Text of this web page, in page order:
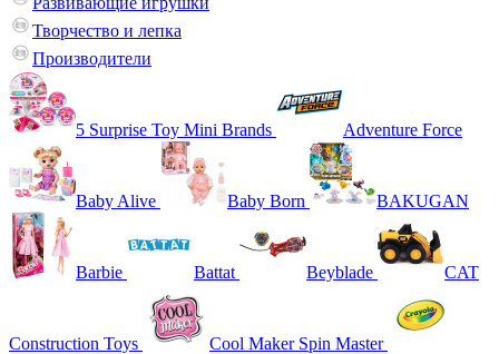
Творчество и лепка
Производители
5 Surprise Toy Mini Brands Adventure Force
Baby Alive Baby Born BAKUGAN
Barbie Battat Beyblade CAT
Construction Toys Cool Maker Spin Master